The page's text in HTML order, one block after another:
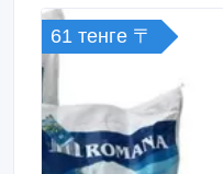
на региональный
61 тенге 〒